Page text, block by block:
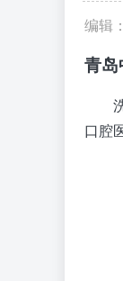
编辑
青岛
口腔